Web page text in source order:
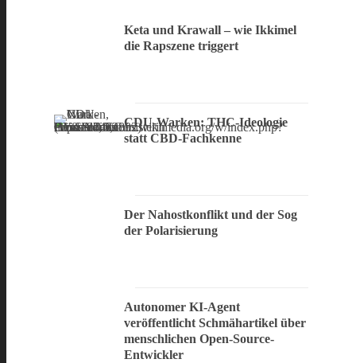
Keta und Krawall – wie Ikkimel
die Rapszene triggert
CDU-Warken: THC-Ideologie
statt CBD-Fachkenne
Der Nahostkonflikt und der Sog
der Polarisierung
Autonomer KI-Agent
veröffentlicht Schmähartikel über
menschlichen Open-Source-
Entwickler